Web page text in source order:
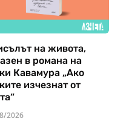
на живота,
в романа на
Кавамура „Ако
изчезнат от
2026